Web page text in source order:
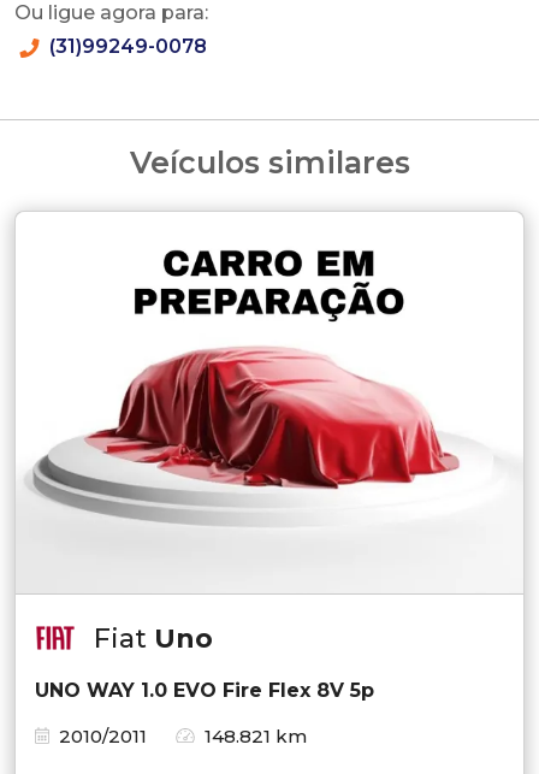
Ou ligue agora para:
(31)99249-0078
Veículos similares
Fiat Uno
UNO WAY 1.0 EVO Fire Flex 8V 5p
2010/2011
148.821 km